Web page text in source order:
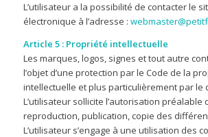
L’utilisateur a la possibilité de contacter le
électronique à l’adresse :
Article 5 : Propriété intellectuelle
Les marques, logos, signes et tout autre
l’objet d’une protection par le Code de la
intellectuelle et plus particulièrement par le
L’utilisateur sollicite l’autorisation préalable
reproduction, publication, copie des
L’utilisateur s’engage à une utilisation des